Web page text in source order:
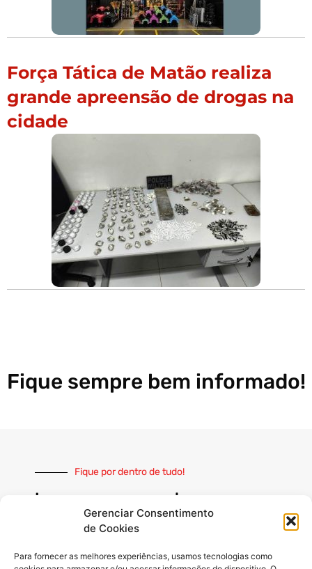
Gerenciar Consentimento
de Cookies
Para fornecer as melhores experiências, usamos tecnologias como
Força Tática de Matão realiza
grande apreensão de drogas na
cidade
Fique sempre bem informado!
Fique por dentro de tudo!
Inscreva-se e receba nossas
notícias sempre atualizadas